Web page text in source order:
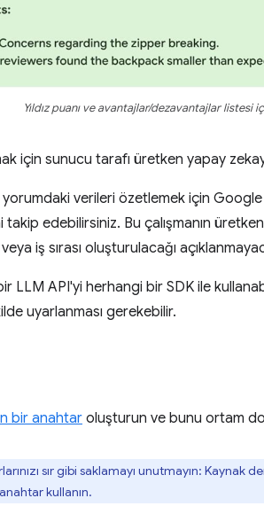
Yıldız puanı ve avantajlar/dezavantajlar listesi
için sunucu tarafı üretken yapay
verileri özetlemek için Google
takip edebilirsiniz. Bu çalışmanın
iş sırası oluşturulacağı
LLM API'yi herhangi bir SDK ile
uyarlanması gerekebilir.
bir anahtaroluşturun ve bunu ortam
sır gibi saklamayı unutmayın: Kaynak
kullanın.